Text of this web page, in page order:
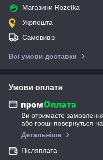
Магазини Rozetka
Укрпошта
Самовивіз
Всі умови доставки
Умови оплати
Ви отримаєте
або гроші повернуться
Детальніше
Післяплата